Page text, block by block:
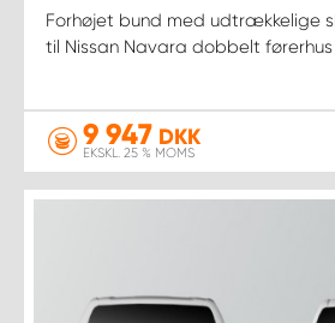
Forhøjet bund med udtrækkelige
til Nissan Navara dobbelt førerhus
9 947 DKK
EKSKL. 25 % MOMS